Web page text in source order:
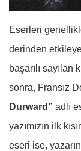
Eserleri
derinden
başarılı sayılan
sonra, Fransız
Durward” adlı
yazımızın ilk
eseri ise,